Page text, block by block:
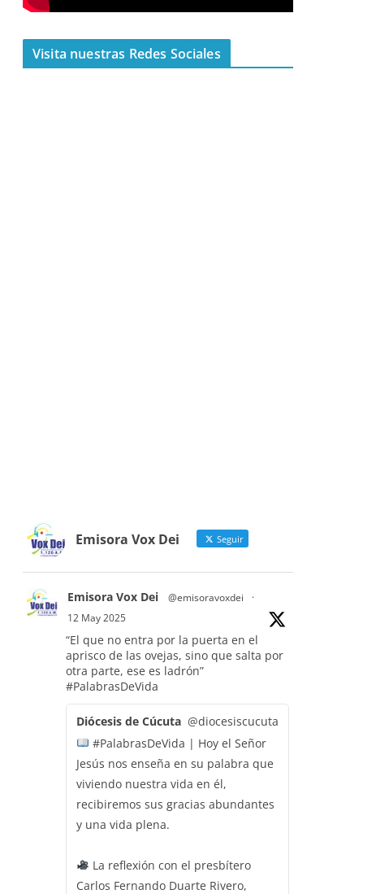
Visita nuestras Redes Sociales
Emisora Vox Dei Seguir
Emisora Vox Dei @emisoravoxdei
·
12 May 2025
“El que no entra por la puerta en el
aprisco de las ovejas, sino que salta por
otra parte, ese es ladrón”
#PalabrasDeVida
Diócesis de Cúcuta @diocesiscucuta
#PalabrasDeVida | Hoy el Señor
Jesús nos enseña en su palabra que
viviendo nuestra vida en él,
recibiremos sus gracias abundantes
y una vida plena.
La reflexión con el presbítero
Carlos Fernando Duarte Rivero,